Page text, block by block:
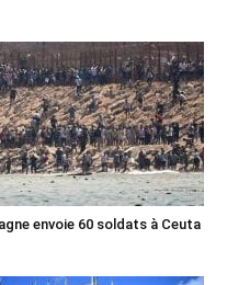
envoie 60 soldats à Ceuta